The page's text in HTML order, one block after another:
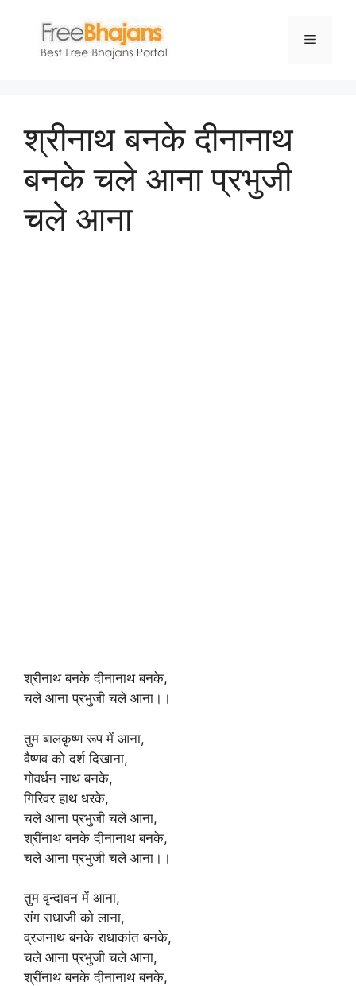
content
Menu
श्रीनाथ बनके दीनानाथ
बनके चले आना प्रभुजी
चले आना
श्रीनाथ बनके दीनानाथ बनके,
चले आना प्रभुजी चले आना।।
तुम बालकृष्ण रूप में आना,
वैष्णव को दर्श दिखाना,
गोवर्धन नाथ बनके,
गिरिवर हाथ धरके,
चले आना प्रभुजी चले आना,
श्रींनाथ बनके दीनानाथ बनके,
चले आना प्रभुजी चले आना।।
तुम वृन्दावन में आना,
संग राधाजी को लाना,
व्रजनाथ बनके राधाकांत बनके,
चले आना प्रभुजी चले आना,
श्रींनाथ बनके दीनानाथ बनके,